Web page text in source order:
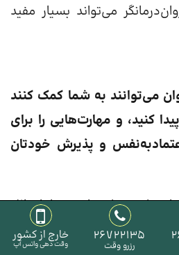
26722135
رزرو وقت
خارج از کشور
وقت دهی واتس آپ
می‌تواند بسیار مفید
می‌توانند به شما کمک کنند
کنید، و مهارت‌هایی را برای
و پذیرش خودتان
که ممکن است با اختلال
باشند، می‌تواند شامل